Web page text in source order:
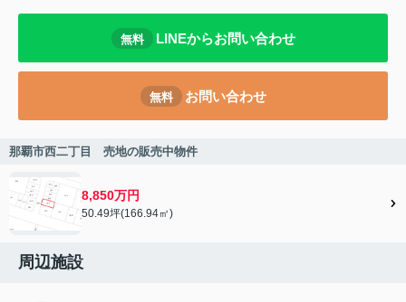
無料 LINEからお問い合わせ
無料 お問い合わせ
那覇市西二丁目 売地の販売中物件
8,850万円
50.49坪(166.94㎡)
周辺施設